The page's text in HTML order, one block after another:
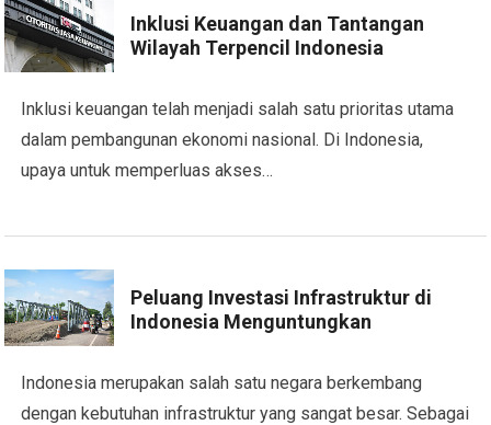
Inklusi Keuangan dan Tantangan
Wilayah Terpencil Indonesia
Inklusi keuangan telah menjadi salah satu prioritas utama
dalam pembangunan ekonomi nasional. Di Indonesia,
upaya untuk memperluas akses…
Peluang Investasi Infrastruktur di
Indonesia Menguntungkan
Indonesia merupakan salah satu negara berkembang
dengan kebutuhan infrastruktur yang sangat besar. Sebagai